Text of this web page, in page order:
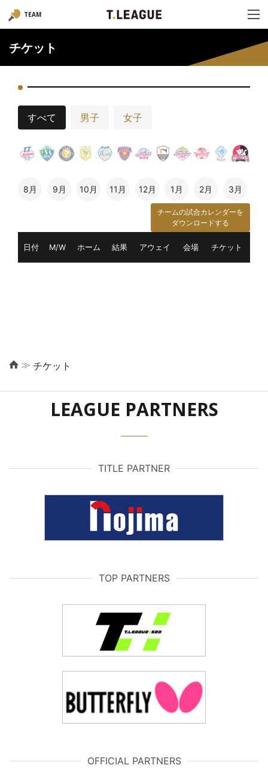
TEAM
チケット
すべて 男子 女子
8月 9月 10月 11月 12月 1月 2月 3月
チームの試合カレンダーを
ダウンロードする
日付 M/W ホーム 結果 アウェイ 会場 チケット
≫ チケット
LEAGUE PARTNERS
TITLE PARTNER
TOP PARTNERS
OFFICIAL PARTNERS